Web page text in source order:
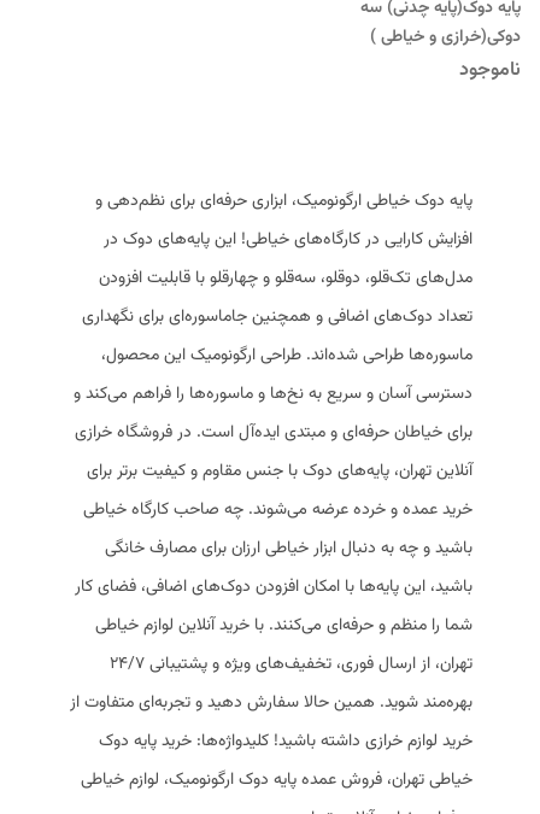
پایه دوک(پایه چدنی) سه
دوکی(خرازی و خیاطی )
ناموجود
پایه دوک خیاطی ارگونومیک، ابزاری حرفه‌ای برای نظم‌دهی و
افزایش کارایی در کارگاه‌های خیاطی! این پایه‌های دوک در
مدل‌های تک‌قلو، دوقلو، سه‌قلو و چهارقلو با قابلیت افزودن
تعداد دوک‌های اضافی و همچنین جاماسوره‌ای برای نگهداری
ماسوره‌ها طراحی شده‌اند. طراحی ارگونومیک این محصول،
دسترسی آسان و سریع به نخ‌ها و ماسوره‌ها را فراهم می‌کند و
برای خیاطان حرفه‌ای و مبتدی ایده‌آل است. در فروشگاه خرازی
آنلاین تهران، پایه‌های دوک با جنس مقاوم و کیفیت برتر برای
خرید عمده و خرده عرضه می‌شوند. چه صاحب کارگاه خیاطی
باشید و چه به دنبال ابزار خیاطی ارزان برای مصارف خانگی
باشید، این پایه‌ها با امکان افزودن دوک‌های اضافی، فضای کار
شما را منظم و حرفه‌ای می‌کنند. با خرید آنلاین لوازم خیاطی
تهران، از ارسال فوری، تخفیف‌های ویژه و پشتیبانی 24/7
بهره‌مند شوید. همین حالا سفارش دهید و تجربه‌ای متفاوت از
خرید لوازم خرازی داشته باشید! کلیدواژه‌ها: خرید پایه دوک
خیاطی تهران، فروش عمده پایه دوک ارگونومیک، لوازم خیاطی